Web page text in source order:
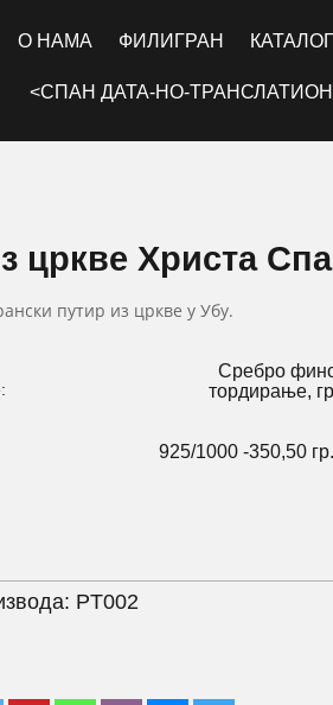
О НАМА ФИЛИГРАН КАТАЛОГ
<СПАН ДАТА-НО-
цркве Христа
путир из цркве у Убу.
Сребро
тордирање,
925/1000 -350,50
PT002